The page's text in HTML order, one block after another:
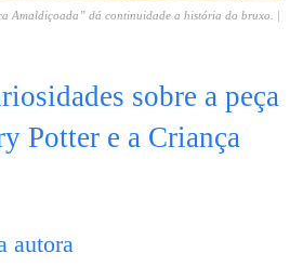
Amaldiçoada” dá continuidade a história do bruxo. |
sobre a peça
Potter e a Criança
autora